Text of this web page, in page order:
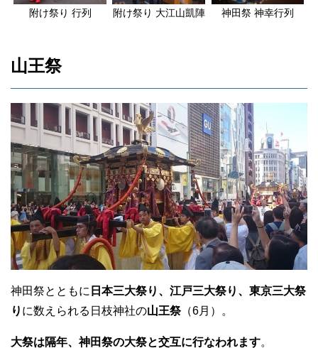
附け祭り 行列 附け祭り 大江山凱陣 神田祭 神幸行列
山王祭
神田祭とともに 日本三大祭り、江戸三大祭り、東京三大祭
り に数えられる日枝神社の山王祭（6月）。
大祭は隔年、神田祭の大祭と交互に行なわれます。